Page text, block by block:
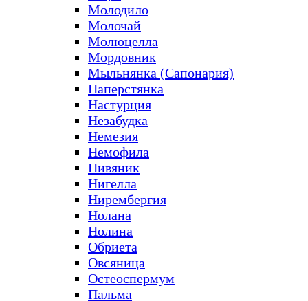
Молодило
Молочай
Молюцелла
Мордовник
Мыльнянка (Сапонария)
Наперстянка
Настурция
Незабудка
Немезия
Немофила
Нивяник
Нигелла
Нирембергия
Нолана
Нолина
Обриета
Овсяница
Остеоспермум
Пальма